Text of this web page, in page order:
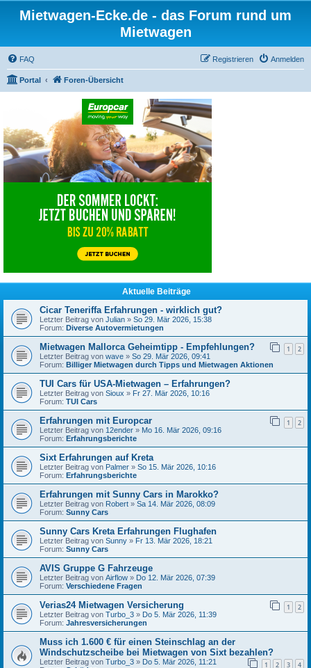
Mietwagen-Ecke.de - das Forum rund um
Mietwagen
FAQ Anmelden
Registrieren
Portal Foren-Übersicht
Aktuelle Beiträge
Cicar Teneriffa Erfahrungen - wirklich gut?
Letzter Beitrag von Julian » So 29. Mär 2026, 15:38
Forum: Diverse Autovermietungen
Mietwagen Mallorca Geheimtipp - Empfehlungen? 1 2
Letzter Beitrag von wave » So 29. Mär 2026, 09:41
Forum: Billiger Mietwagen durch Tipps und Mietwagen Aktionen
TUI Cars für USA-Mietwagen – Erfahrungen?
Letzter Beitrag von Sioux » Fr 27. Mär 2026, 10:16
Forum: TUI Cars
Erfahrungen mit Europcar 1 2
Letzter Beitrag von 12ender » Mo 16. Mär 2026, 09:16
Forum: Erfahrungsberichte
Sixt Erfahrungen auf Kreta
Letzter Beitrag von Palmer » So 15. Mär 2026, 10:16
Forum: Erfahrungsberichte
Erfahrungen mit Sunny Cars in Marokko?
Letzter Beitrag von Robert » Sa 14. Mär 2026, 08:09
Forum: Sunny Cars
Sunny Cars Kreta Erfahrungen Flughafen
Letzter Beitrag von Sunny » Fr 13. Mär 2026, 18:21
Forum: Sunny Cars
AVIS Gruppe G Fahrzeuge
Letzter Beitrag von Airflow » Do 12. Mär 2026, 07:39
Forum: Verschiedene Fragen
Verias24 Mietwagen Versicherung 1 2
Letzter Beitrag von Turbo_3 » Do 5. Mär 2026, 11:39
Forum: Jahresversicherungen
Muss ich 1.600 € für einen Steinschlag an der
Windschutzscheibe bei Mietwagen von Sixt bezahlen?
1 2 3 4
Letzter Beitrag von Turbo_3 » Do 5. Mär 2026, 11:21